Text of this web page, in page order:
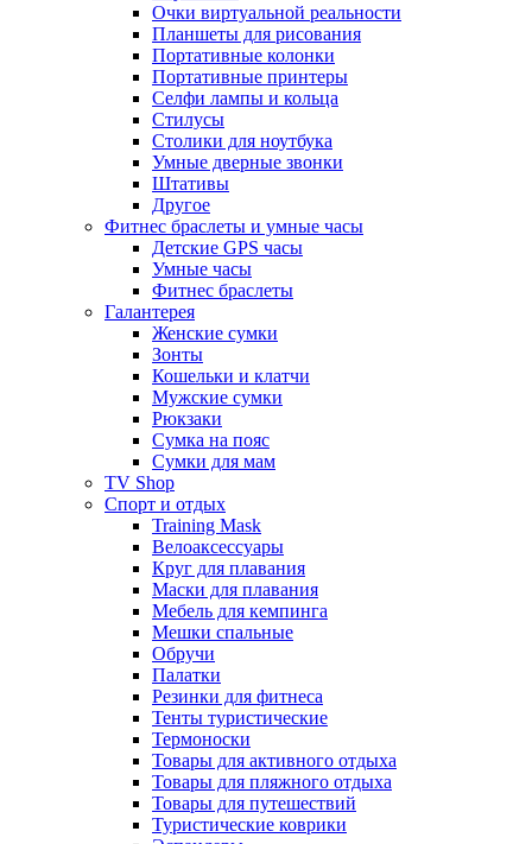
Очки виртуальной реальности
Планшеты для рисования
Портативные колонки
Портативные принтеры
Селфи лампы и кольца
Стилусы
Столики для ноутбука
Умные дверные звонки
Штативы
Другое
Фитнес браслеты и умные часы
Детские GPS часы
Умные часы
Фитнес браслеты
Галантерея
Женские сумки
Зонты
Кошельки и клатчи
Мужские сумки
Рюкзаки
Сумка на пояс
Сумки для мам
TV Shop
Спорт и отдых
Training Mask
Велоаксессуары
Круг для плавания
Маски для плавания
Мебель для кемпинга
Мешки спальные
Обручи
Палатки
Резинки для фитнеса
Тенты туристические
Термоноски
Товары для активного отдыха
Товары для пляжного отдыха
Товары для путешествий
Туристические коврики